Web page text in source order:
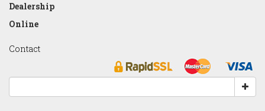
Dealership
Online
Contact